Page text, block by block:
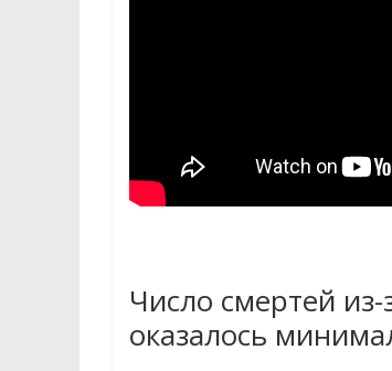
Число смертей
оказалось